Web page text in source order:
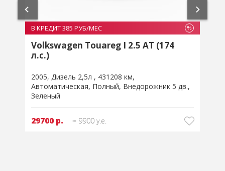
В КРЕДИТ 385 РУБ/МЕС %
Volkswagen Touareg I 2.5 AT (174
л.с.)
2005 Дизель 2,5л
431208 км
Автоматическая Полный Внедорожник 5 дв.
Зеленый
29700 р. ≈ 9900 у.е.